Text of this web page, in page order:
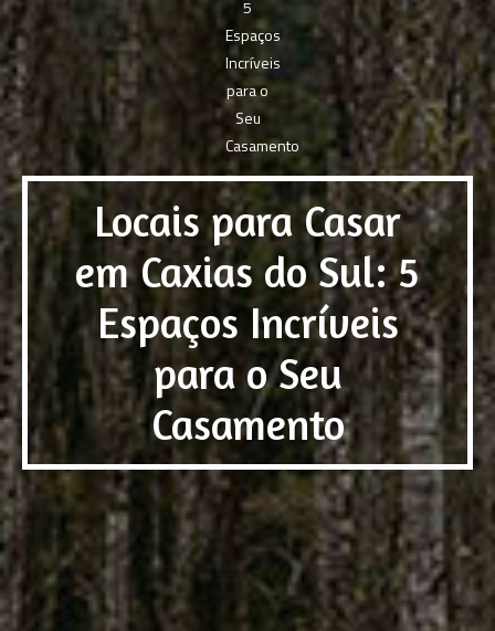
Locais para Casar
em Caxias do Sul: 5
Espaços Incríveis
para o Seu
Casamento